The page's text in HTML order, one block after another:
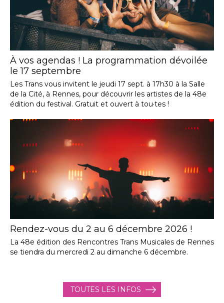
À vos agendas ! La programmation dévoilée
le 17 septembre
Les Trans vous invitent le jeudi 17 sept. à 17h30 à la Salle
de la Cité, à Rennes, pour découvrir les artistes de la 48e
édition du festival. Gratuit et ouvert à tou·tes !
Rendez-vous du 2 au 6 décembre 2026 !
La 48e édition des Rencontres Trans Musicales de Rennes
se tiendra du mercredi 2 au dimanche 6 décembre.
TOUTES LES INFOS